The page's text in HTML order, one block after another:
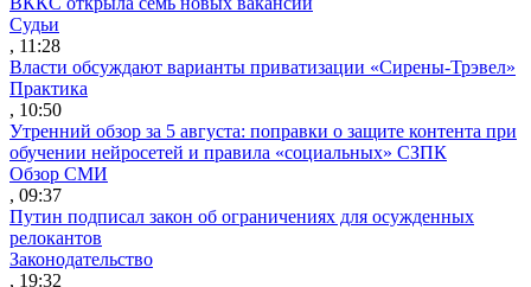
Судьи
, 11:28
Власти обсуждают варианты приватизации «Сирены-Трэвел»
Практика
, 10:50
Утренний обзор за 5 августа: поправки о защите контента при
обучении нейросетей и правила «социальных» СЗПК
Обзор СМИ
, 09:37
Путин подписал закон об ограничениях для осужденных
релокантов
Законодательство
, 19:32